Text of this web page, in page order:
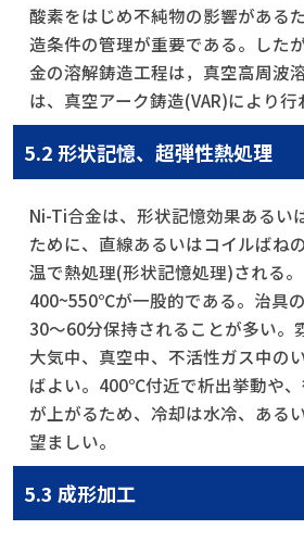
酸素をはじめ不純物の影響がある
造条件の管理が重要である。した
金の溶解鋳造工程は，真空高周波
は、真空アーク鋳造(VAR)により行
5.2 形状記憶、超弾性熱処理
Ni-Ti合金は、形状記憶効果あるい
ために、直線あるいはコイルばね
温で熱処理(形状記憶処理)される
400~550℃が一股的である。治具
30～60分保持されることが多い。
大気中、真空中、不活性ガス中の
ばよい。400℃付近で析出挙動や
が上がるため、冷却は水冷、ある
望ましい。
5.3 成形加工